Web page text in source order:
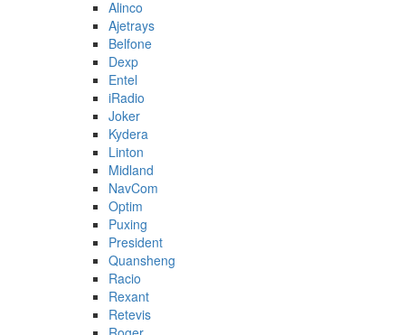
Alinco
Ajetrays
Belfone
Dexp
Entel
iRadio
Joker
Kydera
Linton
Midland
NavCom
Optim
Puxing
President
Quansheng
Racio
Rexant
Retevis